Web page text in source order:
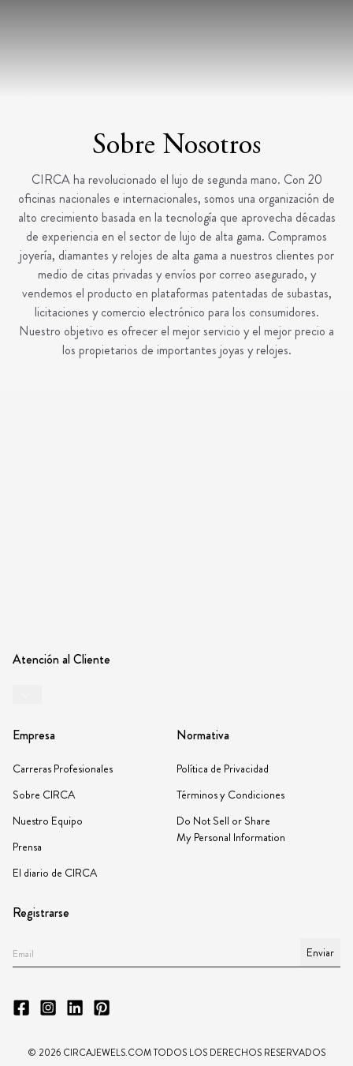
Sobre Nosotros
CIRCA ha revolucionado el lujo de segunda mano. Con 20
oficinas nacionales e internacionales, somos una organización de
alto crecimiento basada en la tecnología que aprovecha décadas
de experiencia en el sector de lujo de alta gama. Compramos
joyería, diamantes y relojes de alta gama a nuestros clientes por
medio de citas privadas y envíos por correo asegurado, y
vendemos el producto en plataformas patentadas de subastas,
licitaciones y comercio electrónico para los consumidores.
Nuestro objetivo es ofrecer el mejor servicio y el mejor precio a
los propietarios de importantes joyas y relojes.
Atención al Cliente
Empresa
Carreras Profesionales
Sobre CIRCA
Nuestro Equipo
Prensa
El diario de CIRCA
Normativa
Política de Privacidad
Términos y Condiciones
Do Not Sell or Share
My Personal Information
Registrarse
Enviar
© 2026 CIRCAJEWELS.COM TODOS LOS DERECHOS RESERVADOS